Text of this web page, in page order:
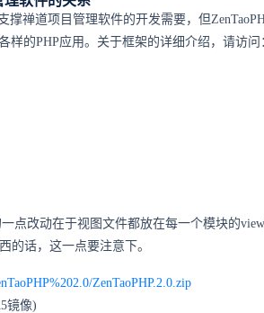
撑禅道项目管理软件的开发需要，但
样的PHP应用。关于框架的详细介绍，请访问
点改动在于视图文件都放在每一个模块的
的话，这一点要注意下。
ZenTaoPHP.2.0.zip
镜像)